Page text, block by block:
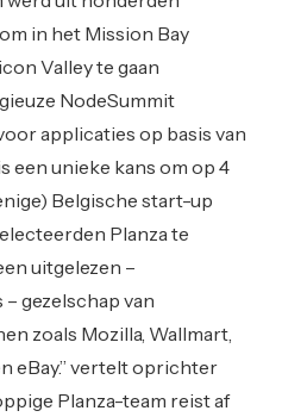
in het Mission Bay
Valley te gaan
NodeSummit
applicaties op basis van
een unieke kans om op 4
Belgische start-up
Planza te
uitgelezen –
gezelschap van
zoals Mozilla, Wallmart,
eBay.” vertelt oprichter
Planza-team reist af